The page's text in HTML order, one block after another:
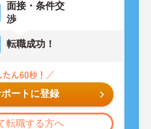
面接・条件交
渉
転職成功！
ートに登録
転職する方へ